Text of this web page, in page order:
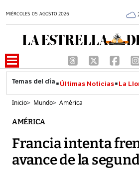
MIÉRCOLES 05 AGOSTO 2026
Últimas Noticias La
Inicio> Mundo> América
AMÉRICA
Francia intenta
avance de la